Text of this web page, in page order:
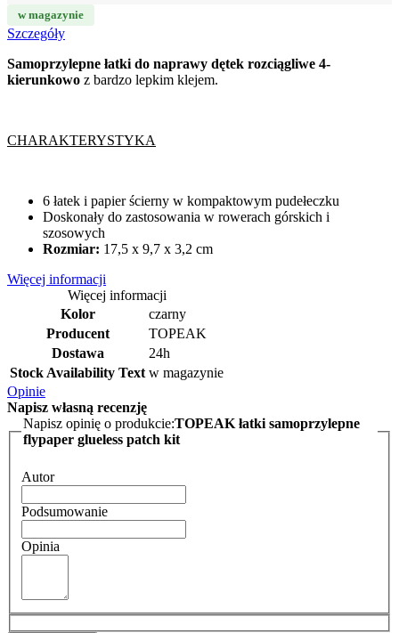
w magazynie
Szczegóły
Samoprzylepne łatki do naprawy dętek rozciągliwe 4-
kierunkowo z bardzo lepkim klejem.
CHARAKTERYSTYKA
6 łatek i papier ścierny w kompaktowym pudełeczku
Doskonały do zastosowania w rowerach górskich i
szosowych
Rozmiar: 17,5 x 9,7 x 3,2 cm
Więcej informacji
Więcej informacji
Kolor
czarny
Producent
TOPEAK
Dostawa
24h
Stock Availability Text w magazynie
Opinie
Napisz własną recenzję
Napisz opinię o produkcie:TOPEAK łatki samoprzylepne
flypaper glueless patch kit
Autor
Podsumowanie
Opinia